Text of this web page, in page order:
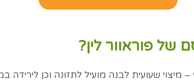
של פוראוור לין?
– מיצוי שעועית לבנה מועיל לתזונה וכן